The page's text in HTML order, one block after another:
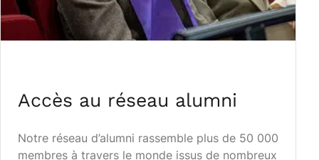
Accès au réseau alumni
Notre réseau d’alumni rassemble plus de 50 000
membres à travers le monde issus de nombreux